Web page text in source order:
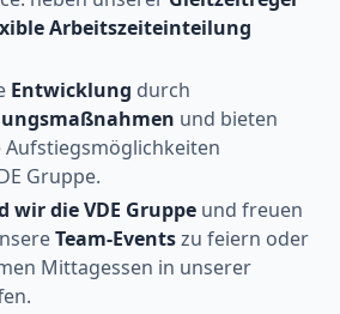
Arbeitszeiteinteilung
Entwicklung durch
und bieten
Gruppe.
wir die VDE Gruppe und freuen
Team-Eventszu feiern oder
Mittagessen in unserer